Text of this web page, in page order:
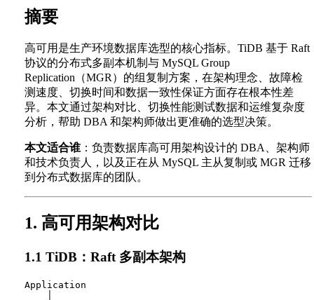
摘要
高可用是生产环境数据库选型的核心指标。TiDB 基于 Raft
协议的分布式多副本机制与 MySQL Group
Replication（MGR）的组复制方案，在架构理念、故障检
测速度、切换时间和数据一致性保证方面存在根本性差
异。本文通过架构对比、切换性能测试数据和运维复杂度
分析，帮助 DBA 和架构师做出更准确的选型决策。
本文适合谁：负责数据库高可用架构设计的 DBA、架构师
和技术负责人，以及正在从 MySQL 主从复制或 MGR 迁移
到分布式数据库的团队。
1. 高可用架构对比
1.1 TiDB：Raft 多副本架构
Application